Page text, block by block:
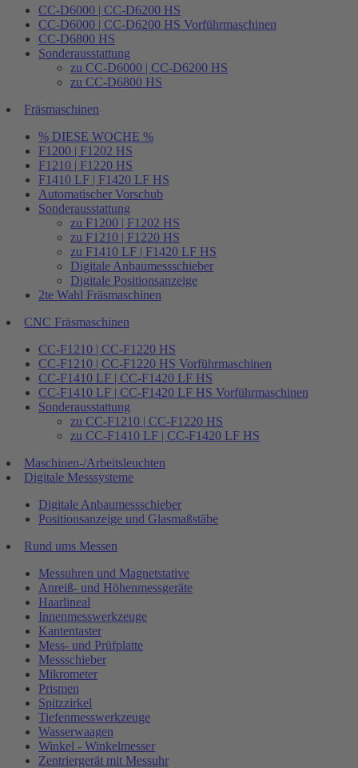
CC-D6000 | CC-D6200 HS
CC-D6000 | CC-D6200 HS Vorführmaschinen
CC-D6800 HS
Sonderausstattung
zu CC-D6000 | CC-D6200 HS
zu CC-D6800 HS
Fräsmaschinen
% DIESE WOCHE %
F1200 | F1202 HS
F1210 | F1220 HS
F1410 LF | F1420 LF HS
Automatischer Vorschub
Sonderausstattung
zu F1200 | F1202 HS
zu F1210 | F1220 HS
zu F1410 LF | F1420 LF HS
Digitale Anbaumessschieber
Digitale Positionsanzeige
2te Wahl Fräsmaschinen
CNC Fräsmaschinen
CC-F1210 | CC-F1220 HS
CC-F1210 | CC-F1220 HS Vorführmaschinen
CC-F1410 LF | CC-F1420 LF HS
CC-F1410 LF | CC-F1420 LF HS Vorführmaschinen
Sonderausstattung
zu CC-F1210 | CC-F1220 HS
zu CC-F1410 LF | CC-F1420 LF HS
Maschinen-/Arbeitsleuchten
Digitale Messsysteme
Digitale Anbaumessschieber
Positionsanzeige und Glasmaßstäbe
Rund ums Messen
Messuhren und Magnetstative
Anreiß- und Höhenmessgeräte
Haarlineal
Innenmesswerkzeuge
Kantentaster
Mess- und Prüfplatte
Messschieber
Mikrometer
Prismen
Spitzzirkel
Tiefenmesswerkzeuge
Wasserwaagen
Winkel - Winkelmesser
Zentriergerät mit Messuhr